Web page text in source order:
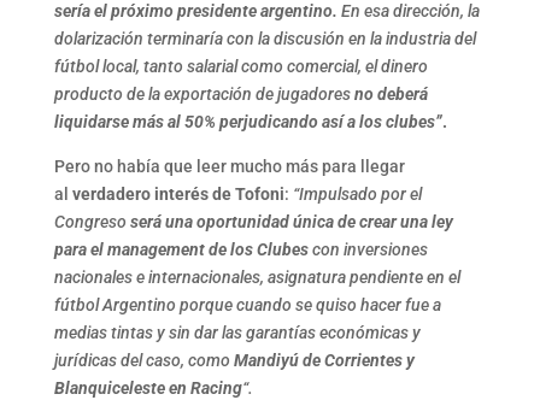
sería el próximo presidente argentino. En esa dirección, la
dolarización terminaría con la discusión en la industria del
fútbol local, tanto salarial como comercial, el dinero
producto de la exportación de jugadoresno deberá
liquidarse más al 50% perjudicando así a los clubes”.
Pero no había que leer mucho más para llegar
al verdadero interés de Tofoni: “Impulsado por el
Congreso será una oportunidad única de crear una ley
para el management de los Clubescon inversiones
nacionales e internacionales, asignatura pendiente en el
fútbol Argentino porque cuando se quiso hacer fue a
medias tintas y sin dar las garantías económicas y
jurídicas del caso, como Mandiyú de Corrientes y
Blanquiceleste en Racing“.